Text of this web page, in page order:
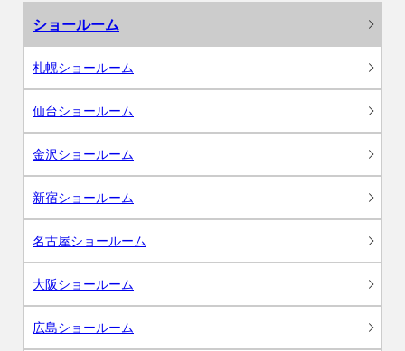
ショールーム
札幌ショールーム
仙台ショールーム
金沢ショールーム
新宿ショールーム
名古屋ショールーム
大阪ショールーム
広島ショールーム